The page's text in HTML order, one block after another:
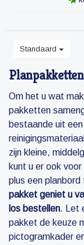
Standaard
Om het u wat
pakketten
bestaande uit
zijn kleine,
kunt u er ook
plus een
pakket geniet u
los bestellen. Let
pakket de keuze
pictogramkader